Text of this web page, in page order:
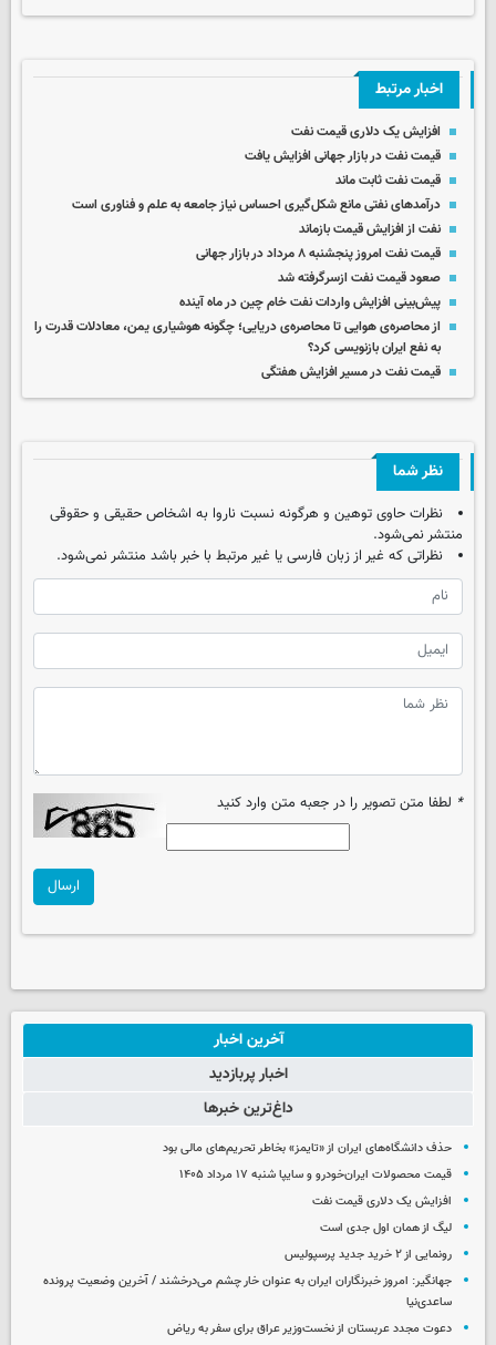
اخبار مرتبط
افزایش یک دلاری قیمت نفت
قیمت نفت در بازار جهانی افزایش یافت
قیمت نفت ثابت ماند
درآمدهای نفتی مانع شکل‌گیری احساس نیاز جامعه به علم و فناوری است
نفت از افزایش قیمت بازماند
قیمت نفت امروز پنجشنبه ۸ مرداد در بازار جهانی
صعود قیمت نفت ازسرگرفته شد
پیش‌بینی افزایش واردات نفت خام چین در ماه آینده
از محاصره‌ی هوایی تا محاصره‌ی دریایی؛ چگونه هوشیاری یمن، معادلات قدرت را
به نفع ایران بازنویسی کرد؟
قیمت نفت در مسیر افزایش هفتگی
نظر شما
نظرات حاوی توهین و هرگونه نسبت ناروا به اشخاص حقیقی و حقوقی
منتشر نمی‌شود.
نظراتی که غیر از زبان فارسی یا غیر مرتبط با خبر باشد منتشر نمی‌شود.
* لطفا متن تصویر را در جعبه متن وارد کنید
ارسال
آخرین اخبار
اخبار پربازدید
داغ‌ترین خبرها
حذف دانشگاه‌های ایران از «تایمز» بخاطر تحریم‌های مالی بود
قیمت محصولات ایران‌خودرو و سایپا شنبه ۱۷ مرداد ۱۴۰۵
افزایش یک دلاری قیمت نفت
لیگ از همان اول جدی است
رونمایی از ۲ خرید جدید پرسپولیس
جهانگیر: امروز خبرنگاران ایران به عنوان خار چشم می‌درخشند / آخرین وضعیت پرونده
ساعدی‌نیا
دعوت مجدد عربستان از نخست‌وزیر عراق برای سفر به ریاض